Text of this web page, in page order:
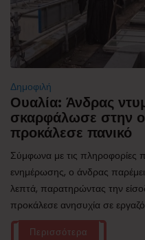
Δημοφιλή
Ουαλία: Άνδρας
σκαρφάλωσε στην
προκάλεσε πανικό
Σύμφωνα με τις πληροφορίες
ενημέρωσης, ο άνδρας
λεπτά, παρατηρώντας την
προκάλεσε ανησυχία σε
Περισσότερα